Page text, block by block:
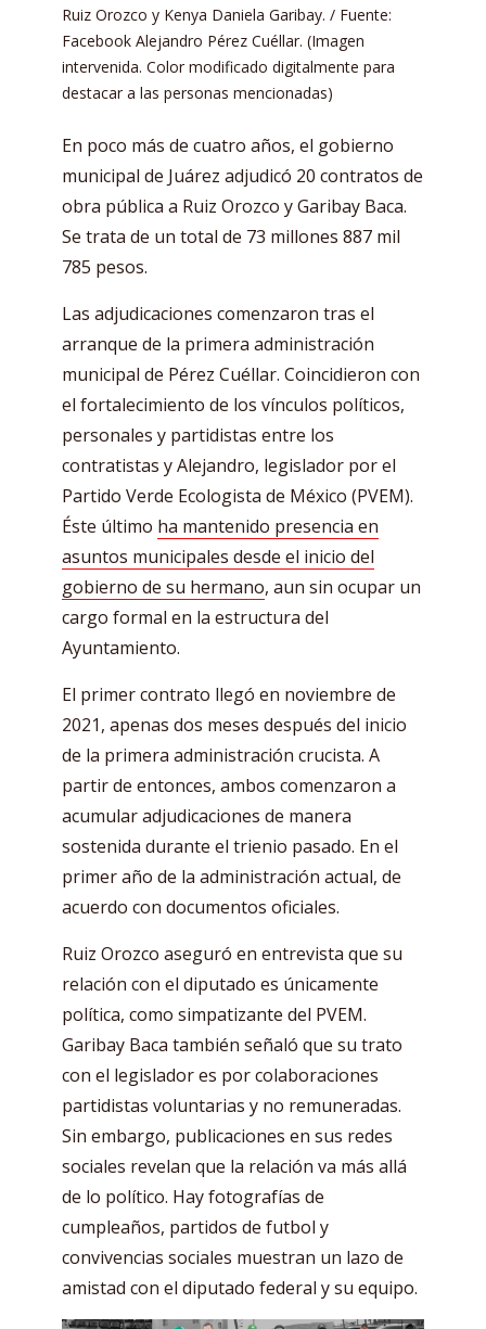
Ruiz Orozco y Kenya Daniela Garibay. / Fuente:
Facebook Alejandro Pérez Cuéllar. (Imagen
intervenida. Color modificado digitalmente para
destacar a las personas mencionadas)
En poco más de cuatro años, el gobierno
municipal de Juárez adjudicó 20 contratos de
obra pública a Ruiz Orozco y Garibay Baca.
Se trata de un total de 73 millones 887 mil
785 pesos.
Las adjudicaciones comenzaron tras el
arranque de la primera administración
municipal de Pérez Cuéllar. Coincidieron con
el fortalecimiento de los vínculos políticos,
personales y partidistas entre los
contratistas y Alejandro, legislador por el
Partido Verde Ecologista de México (PVEM).
Éste último ha mantenido presencia en
asuntos municipales desde el inicio del
gobierno de su hermano, aun sin ocupar un
cargo formal en la estructura del
Ayuntamiento.
El primer contrato llegó en noviembre de
2021, apenas dos meses después del inicio
de la primera administración crucista. A
partir de entonces, ambos comenzaron a
acumular adjudicaciones de manera
sostenida durante el trienio pasado. En el
primer año de la administración actual, de
acuerdo con documentos oficiales.
Ruiz Orozco aseguró en entrevista que su
relación con el diputado es únicamente
política, como simpatizante del PVEM.
Garibay Baca también señaló que su trato
con el legislador es por colaboraciones
partidistas voluntarias y no remuneradas.
Sin embargo, publicaciones en sus redes
sociales revelan que la relación va más allá
de lo político. Hay fotografías de
cumpleaños, partidos de futbol y
convivencias sociales muestran un lazo de
amistad con el diputado federal y su equipo.